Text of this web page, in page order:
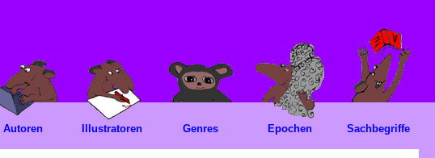
Autoren Illustratoren Genres Epochen Sachbegriffe